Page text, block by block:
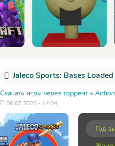
Jaleco Sports: Bases Loaded
Скачать игры через торрент» Action
06.07.2026 - 14:04
Год